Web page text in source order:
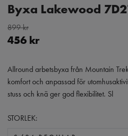
Byxa Lakewood
899 kr
456 kr
Allround arbetsbyxa från Mountain
komfort och anpassad för
stuss och knä ger god flexibilitet. Sl
STORLEK: